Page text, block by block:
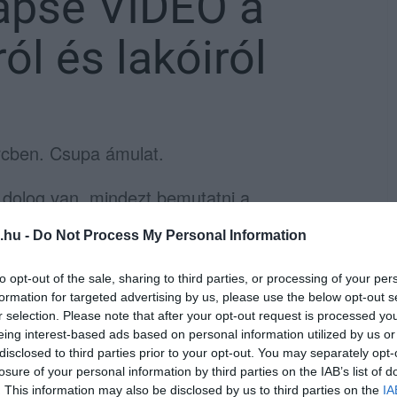
- Do Not Process My Personal Information
opt-out of the sale, sharing to third parties, or processing of your
for targeted advertising by us, please use the below opt-out
selection. Please note that after your opt-out request is processed
interest-based ads based on personal information utilized by us
to third parties prior to your opt-out. You may separately
of your personal information by third parties on the IAB’s list of
This information may also be disclosed by us to third parties on the
és lakóiról
Csupa ámulat.
van, mindezt bemutatni a
aki itt él, vagy már járt itt.
amelyet még hónapokkal ezelőtt
Skytona Drone) segítségével elsősorban a
szépségeit és a környék egy-egy
amely témája a rohanó Eger. A